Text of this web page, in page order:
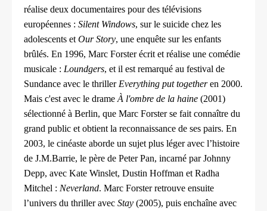
réalise deux documentaires pour des télévisions
européennes : Silent Windows, sur le suicide chez les
adolescents et Our Story, une enquête sur les enfants
brûlés. En 1996, Marc Forster écrit et réalise une comédie
musicale : Loundgers, et il est remarqué au festival de
Sundance avec le thriller Everything put togetheren 2000.
Mais c'est avec le drame À l'ombre de la haine (2001)
sélectionné à Berlin, que Marc Forster se fait connaître du
grand public et obtient la reconnaissance de ses pairs. En
2003, le cinéaste aborde un sujet plus léger avec l’histoire
de J.M.Barrie, le père de Peter Pan, incarné par Johnny
Depp, avec Kate Winslet, Dustin Hoffman et Radha
Mitchel : Neverland. Marc Forster retrouve ensuite
l’univers du thriller avec Stay (2005), puis enchaîne avec